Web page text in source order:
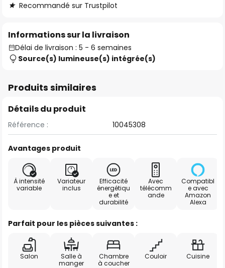
Recommandé sur Trustpilot
Informations sur la livraison
Délai de livraison : 5 - 6 semaines
Source(s) lumineuse(s) intégrée(s)
Produits similaires
Détails du produit
Référence : 10045308
Avantages produit
À intensité
variable
Variateur
inclus
Efficacité
énergétiqu
e et
durabilité
Avec
télécomm
ande
Compatibl
e avec
Amazon
Alexa
Parfait pour les pièces suivantes :
Salon
Salle à
manger
Chambre
à coucher
Couloir Cuisine